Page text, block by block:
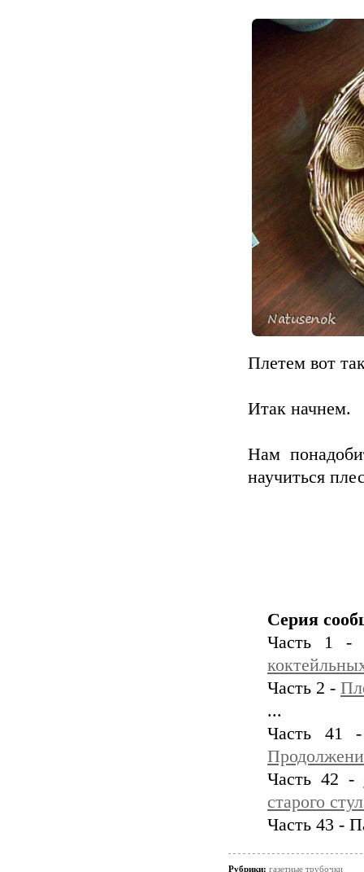
Плетем вот
Итак начнем.
Нам
научиться
Серия
Часть 1
Часть 2 -
...
Часть
Часть 42 -
старого
Часть 43 -
Рубрики: газетные трубочки